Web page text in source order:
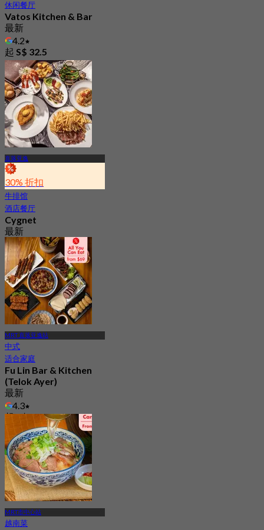
休闲餐厅
Vatos Kitchen & Bar
最新
4.2
起 S$ 32.5
直落亚逸
30% 折扣
牛排馆
酒店餐厅
Cygnet
最新
4.6
起S$ 61.66
MRT 直落亚逸站
中式
适合家庭
Fu Lin Bar & Kitchen
(Telok Ayer)
最新
4.3
起S$ 27.5
MRT市中心站
越南菜